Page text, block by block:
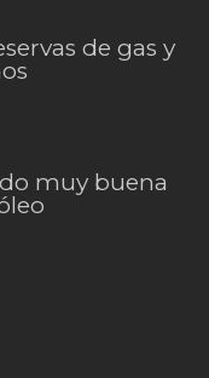
de gas y
muy buena